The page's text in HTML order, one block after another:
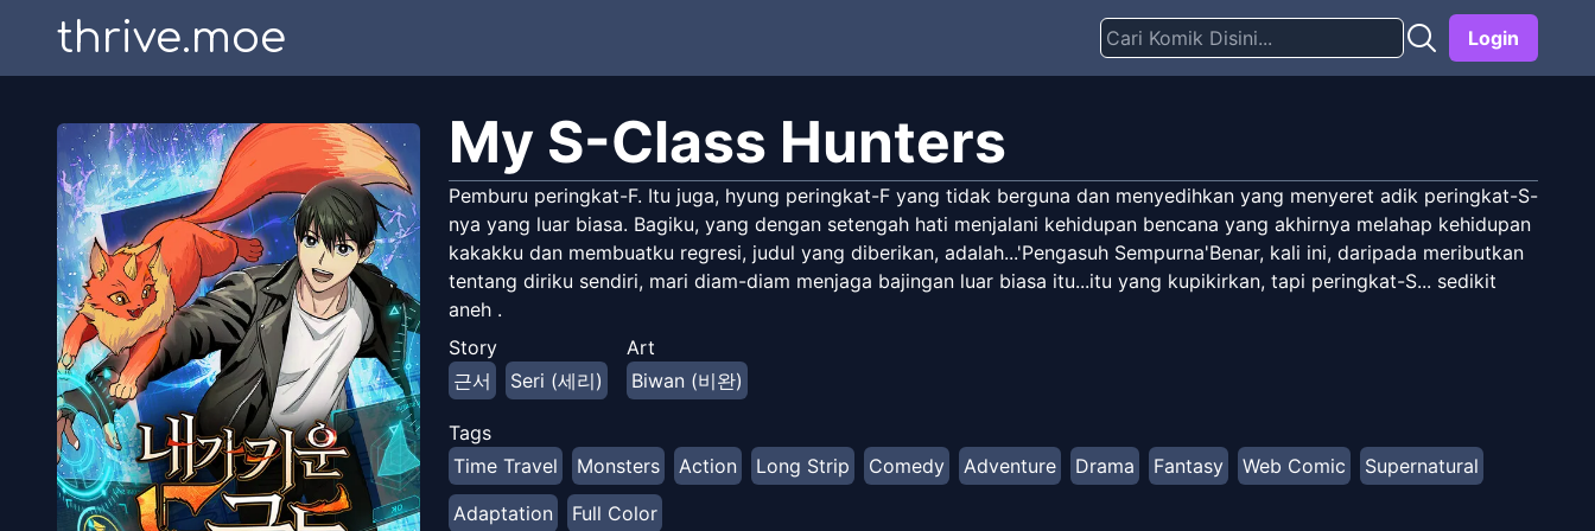
thrive.moe Login
My S-Class Hunters
Pemburu peringkat-F. Itu juga, hyung peringkat-F yang tidak berguna dan menyedihkan yang menyeret adik peringkat-S-
nya yang luar biasa. Bagiku, yang dengan setengah hati menjalani kehidupan bencana yang akhirnya melahap kehidupan
kakakku dan membuatku regresi, judul yang diberikan, adalah...'Pengasuh Sempurna'Benar, kali ini, daripada meributkan
tentang diriku sendiri, mari diam-diam menjaga bajingan luar biasa itu...itu yang kupikirkan, tapi peringkat-S... sedikit
aneh .
Story
근서
Seri (세리)
Art
Biwan (비완)
Tags
Time Travel
Monsters Action Long Strip Comedy Adventure Drama Fantasy Web Comic
Supernatural
Adaptation
Full Color